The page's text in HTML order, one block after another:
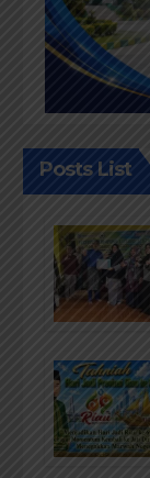
Posts List